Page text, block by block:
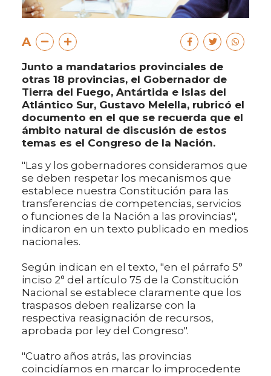
A
Junto a mandatarios provinciales de
otras 18 provincias, el Gobernador de
Tierra del Fuego, Antártida e Islas del
Atlántico Sur, Gustavo Melella, rubricó el
documento en el que se recuerda que el
ámbito natural de discusión de estos
temas es el Congreso de la Nación.
"Las y los gobernadores consideramos que
se deben respetar los mecanismos que
establece nuestra Constitución para las
transferencias de competencias, servicios
o funciones de la Nación a las provincias",
indicaron en un texto publicado en medios
nacionales.
Según indican en el texto, "en el párrafo 5°
inciso 2° del artículo 75 de la Constitución
Nacional se establece claramente que los
traspasos deben realizarse con la
respectiva reasignación de recursos,
aprobada por ley del Congreso".
"Cuatro años atrás, las provincias
coincidíamos en marcar lo improcedente